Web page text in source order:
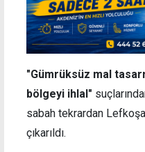
"Gümrüksüz mal
bölgeyi ihlal"
sabah tekrardan
çıkarıldı.